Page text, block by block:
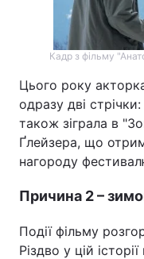
Кадр з фільму
Цього року
одразу дві
також зіграла в
Ґлейзера, що
нагороду
Причина 2 –
Події фільму
Різдво у цій